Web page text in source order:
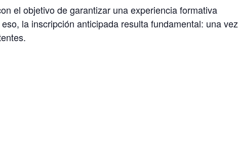
el objetivo de garantizar una experiencia formativa
la inscripción anticipada resulta fundamental: una vez